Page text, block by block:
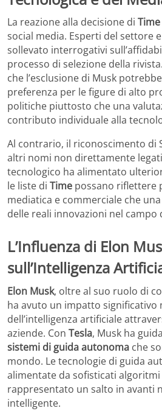
La reazione alla decisione di Time
social media. Esperti del settore
sollevato interrogativi
processo di selezione della
che l’esclusione di Musk
preferenza per le figure di alto
politiche piuttosto che una
contributo individuale alla
Al contrario, il riconoscimento di
altri nomi non direttamente
tecnologico ha alimentato
le liste di Time possano riflettere
mediatica e commerciale che
delle reali innovazioni nel campo
L’Influenza di Elon
sull’Intelligenza
Elon Musk, oltre al suo ruolo di
ha avuto un impatto significativo
dell’intelligenza artificiale
aziende. Con Tesla, Musk ha
sistemi di guida autonoma che
mondo. Le tecnologie di guida
alimentate da sofisticati algoritmi
rappresentato un salto in avanti
intelligente.